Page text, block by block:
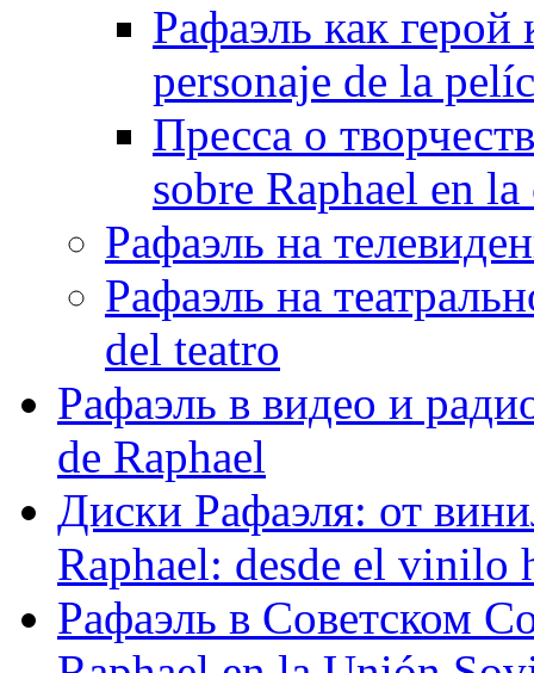
Рафаэль как
personaje de la
Пресса о
sobre Raphael en
Рафаэль на
Рафаэль на
del teatro
Рафаэль в видео и
de Raphael
Диски Рафаэля: от
Raphael: desde el vinilo
Рафаэль в Советском